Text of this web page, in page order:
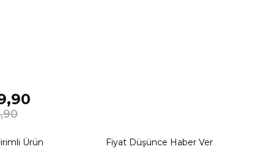
Ürün
Fiyat Düşünce Haber Ver